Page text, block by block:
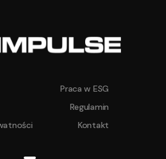
Praca w ESG
Regulamin
Kontakt